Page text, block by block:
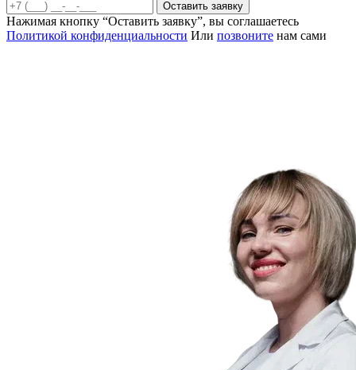
Оставить заявку
Нажимая кнопку “Оставить заявку”, вы соглашаетесь
Политикой конфиденциальности Или позвоните нам сами